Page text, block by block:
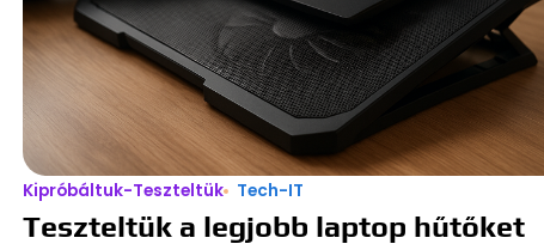
Kipróbáltuk-Teszteltük Tech-IT
Teszteltük a legjobb laptop hűtőket